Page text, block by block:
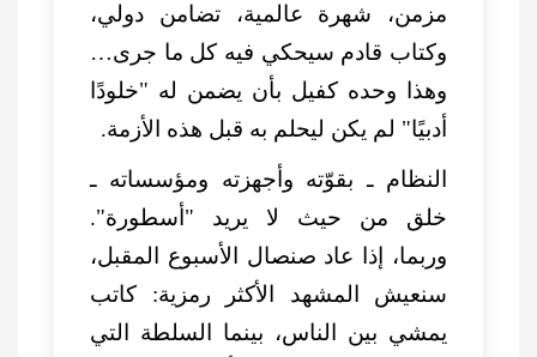
مزمن، شهرة عالمية، تضامن دولي،
وكتاب قادم سيحكي فيه كل ما جرى…
وهذا وحده كفيل بأن يضمن له "خلودًا
أدبيًا" لم يكن ليحلم به قبل هذه الأزمة.
النظام ـ بقوّته وأجهزته ومؤسساته ـ
خلق من حيث لا يريد "أسطورة".
وربما، إذا عاد صنصال الأسبوع المقبل،
سنعيش المشهد الأكثر رمزية: كاتب
يمشي بين الناس، بينما السلطة التي